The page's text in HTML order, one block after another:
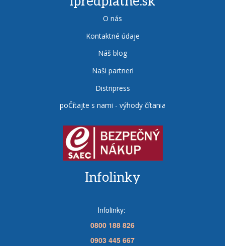
O nás
Kontaktné údaje
Náš blog
Naši partneri
Distripress
poČítajte s nami - výhody čítania
Infolinky
Infolinky:
0800 188 826
0903 445 667